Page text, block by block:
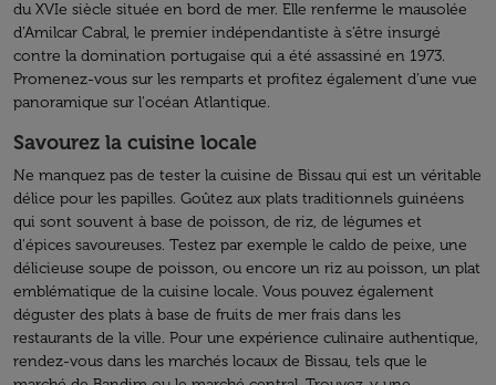
du XVIe siècle située en bord de mer. Elle renferme le mausolée
d’Amilcar Cabral, le premier indépendantiste à s’être insurgé
contre la domination portugaise qui a été assassiné en 1973.
Promenez-vous sur les remparts et profitez également d’une vue
panoramique sur l'océan Atlantique.
Savourez la cuisine locale
Ne manquez pas de tester la cuisine de Bissau qui est un véritable
délice pour les papilles. Goûtez aux plats traditionnels guinéens
qui sont souvent à base de poisson, de riz, de légumes et
d'épices savoureuses. Testez par exemple le caldo de peixe, une
délicieuse soupe de poisson, ou encore un riz au poisson, un plat
emblématique de la cuisine locale. Vous pouvez également
déguster des plats à base de fruits de mer frais dans les
restaurants de la ville. Pour une expérience culinaire authentique,
rendez-vous dans les marchés locaux de Bissau, tels que le